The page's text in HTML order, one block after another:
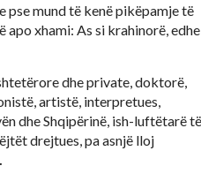
pse mund të kenë pikëpamje të
apo xhami: As si krahinorë, edhe
dhe private, doktorë,
artistë, interpretues,
dhe Shqipërinë, ish-luftëtarë të
drejtues, pa asnjë lloj